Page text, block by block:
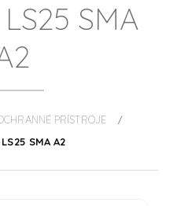
SMA
PRÍSTROJE /
SMA A2